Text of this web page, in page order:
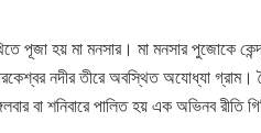
পূজা হয় মা মনসার। মা মনসার পুজোকে
নদীর তীরে অবস্থিত অযোধ্যা গ্রাম।
বা শনিবারে পালিত হয় এক অভিনব রীতি